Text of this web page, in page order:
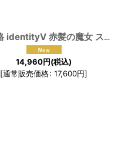
第五人格 identityV 赤髪の魔女 スカーレット 祭司 フィオナ・ギルマン コスプレ衣装 修正版
14,960円(税込)
[通常販売価格: 17,600円]